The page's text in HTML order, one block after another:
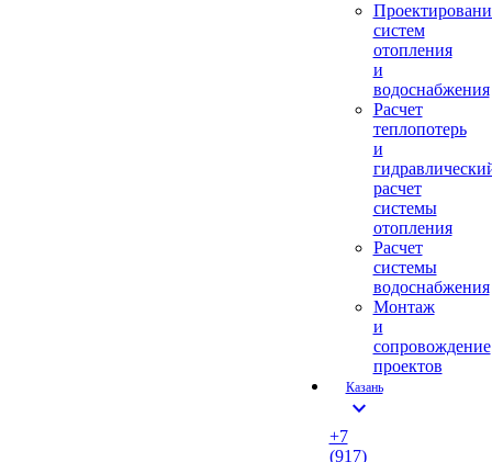
систем
отопления
и
водоснабжения
Расчет
теплопотерь
и
расчет
системы
отопления
Расчет
системы
водоснабжения
Монтаж
и
сопровождение
проектов
Казань
expand_more
+7
(917)